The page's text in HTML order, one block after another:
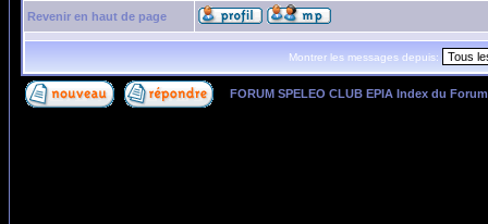
Revenir en haut de page
Montrer les messages depuis:
FORUM SPELEO CLUB EPIA Index du Forum